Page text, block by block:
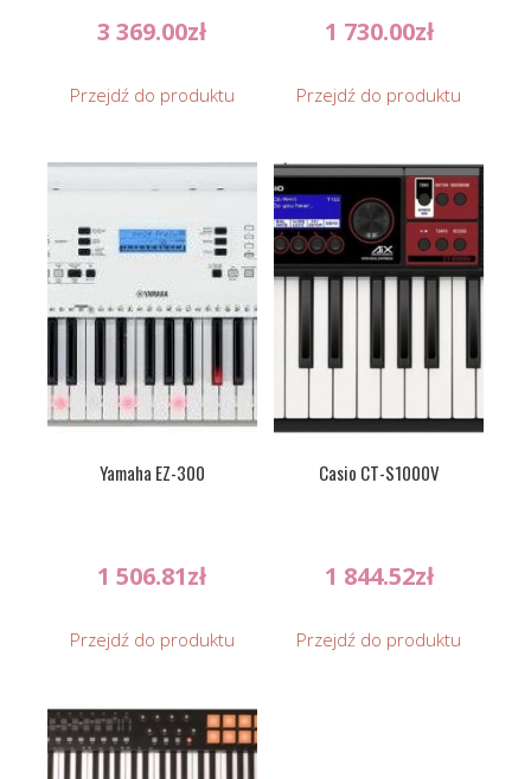
3 369.00zł
Przejdź do produktu
1 730.00zł
Przejdź do produktu
Yamaha EZ-300
1 506.81zł
Przejdź do produktu
Casio CT-S1000V
1 844.52zł
Przejdź do produktu